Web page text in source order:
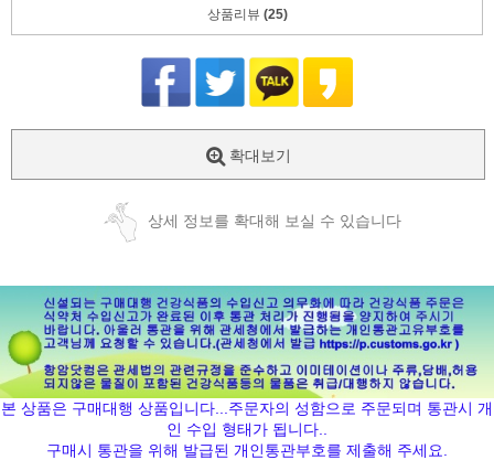
상품리뷰 (25)
확대보기
상세 정보를 확대해 보실 수 있습니다
본 상품은 구매대행 상품입니다...주문자의 성함으로 주문되며 통관시 개
인 수입 형태가 됩니다..
구매시 통관을 위해 발급된 개인통관부호를 제출해 주세요.